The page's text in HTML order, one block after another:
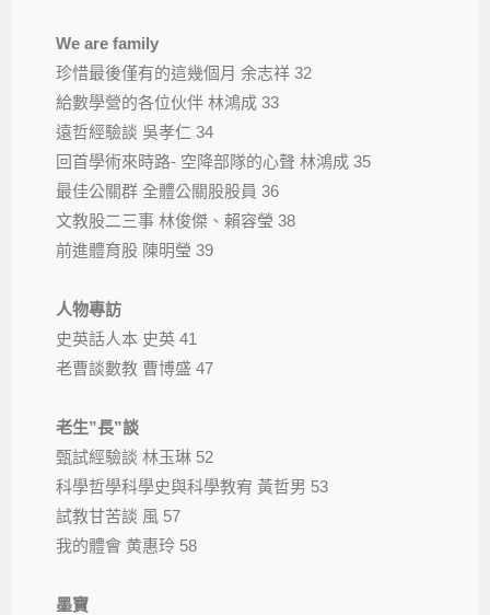
We are family
珍惜最後僅有的這幾個月 余志祥 32
給數學營的各位伙伴 林鴻成 33
遠哲經驗談 吳孝仁 34
回首學術來時路- 空降部隊的心聲 林鴻成 35
最佳公關群 全體公關股股員 36
文教股二三事 林俊傑、賴容瑩 38
前進體育股 陳明瑩 39
人物專訪
史英話人本 史英 41
老曹談數教 曹博盛 47
老生”長”談
甄試經驗談 林玉琳 52
科學哲學科學史與科學教宥 黃哲男 53
試教甘苦談 風 57
我的體會 黄惠玲 58
墨寶